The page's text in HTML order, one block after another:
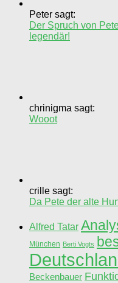
Peter sagt:
Der Spruch von
legendär!
chrinigma sagt:
Wooot
crille sagt:
Da Pete der alte
Alfred Tatar
München Berti Vogts
Beckenbauer